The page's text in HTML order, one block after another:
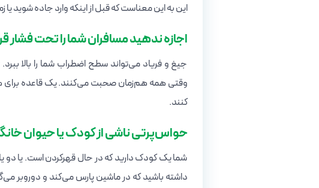
این به این معناست که قبل از اینکه وارد جاده شوید یا
اجازه ندهید مسافران شما را تحت فشار
جیغ و فریاد می‌تواند سطح اضطراب شما را بالا
وقتی همه هم‌زمان صحبت می‌کنند. یک قاعده برای
کنند.
حواس‌پرتی ناشی از کودک یا حیوان
شما یک کودک دارید که در حال قهرکردن است. یا
داشته باشید که در ماشین پارس می‌کند و دوروبر